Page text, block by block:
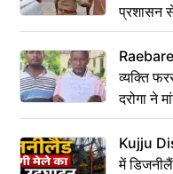
प्रशासन
व्यक्ति
दरोगा ने
ठंडी!
Kujju
में